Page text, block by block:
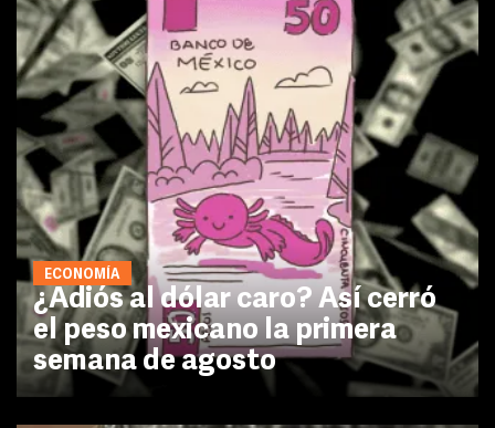
ECONOMÍA
¿Adiós al dólar caro? Así cerró
el peso mexicano la primera
semana de agosto